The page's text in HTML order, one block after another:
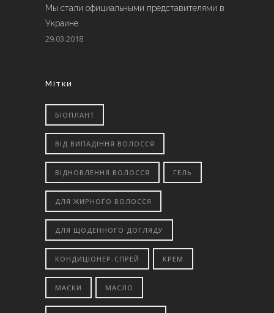
Мы стали официальными представителями в
Украине
29.03.2018
Мітки
БІОПЛАНТ
ВІД ВИПАДІННЯ ВОЛОССЯ
ВІДНОВЛЕННЯ ВОЛОССЯ ГЕЛЬ
ДЛЯ ЖИРНОГО ВОЛОССЯ
ДЛЯ ЩОДЕННОГО ДОГЛЯДУ
КОНДИЦІОНЕР-СПРЕЙ КРЕМ
МАСКИ МАСЛО